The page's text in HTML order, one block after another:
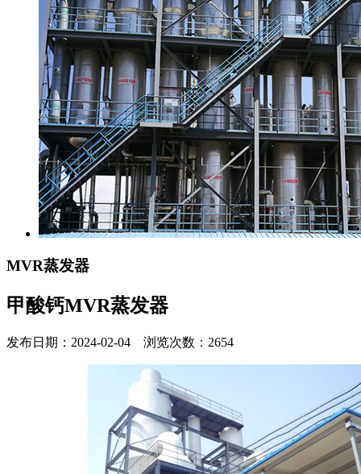
MVR蒸发器
甲酸钙MVR蒸发器
发布日期：2024-02-04 浏览次数：2654